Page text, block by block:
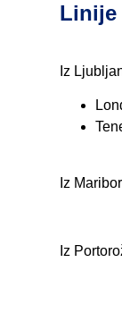
Linije
Iz
Iz
Iz